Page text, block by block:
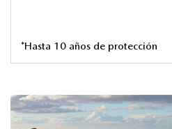
*Hasta 10 años de protección